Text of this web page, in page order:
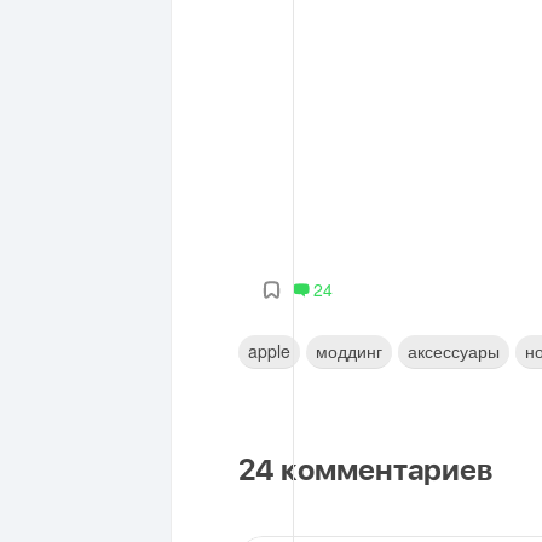
24
apple моддинг аксессуары
24 комментариев